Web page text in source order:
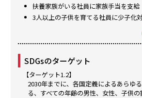
扶養家族がいる社員に家族手当を支給
3人以上の子供を育てる社員に少子
SDGsのターゲット
【ターゲット1.2】
2030年までに、各国定義によるあらゆ
る、すべての年齢の男性、女性、子供